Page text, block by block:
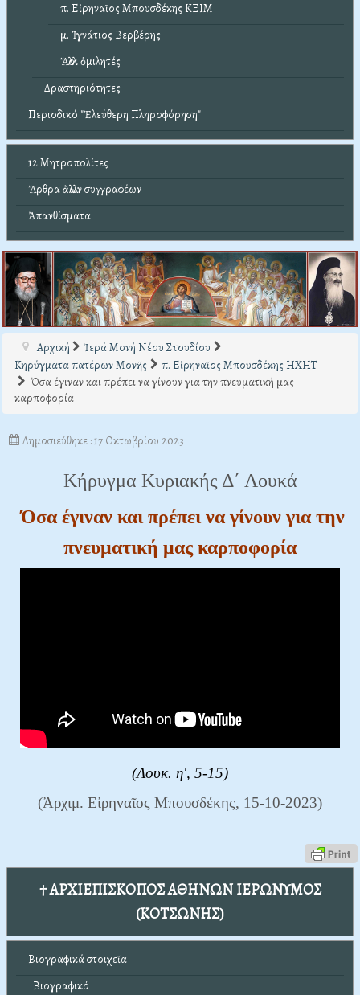
π. Εἰρηναῖος Μπουσδέκης ΚΕΙΜ
μ. Ἰγνάτιος Βερβέρης
Ἄλλοι ὁμιλητές
Δραστηριότητες
Περιοδικό "Ἐλεύθερη Πληροφόρηση"
12 Μητροπολίτες
Ἄρθρα ἄλλων συγγραφέων
Ἀπανθίσματα
Αρχική
Ἱερά Μονή Νέου Στουδίου
Κηρύγματα πατέρων Μονῆς
π. Εἰρηναῖος Μπουσδέκης ΗΧΗΤ
Όσα έγιναν και πρέπει να γίνουν για την πνευματική μας
καρποφορία
Δημοσιεύθηκε : 17 Οκτωβρίου 2023
Κήρυγμα Κυριακής Δ΄ Λουκά
Όσα έγιναν και πρέπει να γίνουν για την
πνευματική μας καρποφορία
(Λουκ. η', 5-15)
(Ἀρχιμ. Εἰρηναῖος Μπουσδέκης, 15-10-2023)
† ΑΡΧΙΕΠΙΣΚΟΠΟΣ ΑΘΗΝΩΝ ΙΕΡΩΝΥΜΟΣ
(ΚΟΤΣΩΝΗΣ)
Βιογραφικά στοιχεῖα
Βιογραφικό